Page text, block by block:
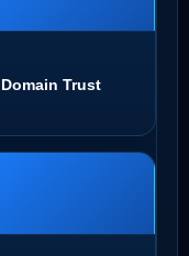
Trust